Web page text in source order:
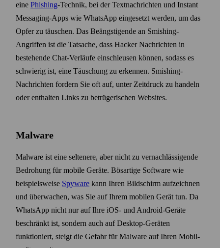
eine Phishing-Technik, bei der Text­nachrichten und Instant
Messaging-Apps wie WhatsApp eingesetzt werden, um das
Opfer zu täuschen. Das Beängstigende an Smishing-
Angriffen ist die Tatsache, dass Hacker Nachrichten in
bestehende Chat-Verläufe einschleusen können, sodass es
schwierig ist, eine Täuschung zu erkennen. Smishing-
Nachrichten fordern Sie oft auf, unter Zeitdruck zu handeln
oder enthalten Links zu betrügerischen Websites.
Malware
Malware ist eine seltenere, aber nicht zu vernach­lässigende
Bedrohung für mobile Geräte. Bösartige Software wie
beispiels­weise Spyware kann Ihren Bildschirm aufzeichnen
und überwachen, was Sie auf Ihrem mobilen Gerät tun. Da
WhatsApp nicht nur auf Ihre iOS- und Android-Geräte
beschränkt ist, sondern auch auf Desktop-Geräten
funktioniert, steigt die Gefahr für Malware auf Ihren Mobil­